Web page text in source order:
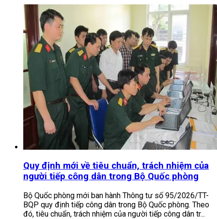
Quy định mới về tiêu chuẩn, trách nhiệm của
người tiếp công dân trong Bộ Quốc phòng
Bộ Quốc phòng mới ban hành Thông tư số 95/2026/TT-
BQP quy định tiếp công dân trong Bộ Quốc phòng. Theo
đó, tiêu chuẩn, trách nhiệm của người tiếp công dân tr...